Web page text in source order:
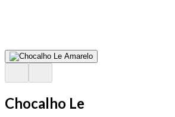
Chocalho Le